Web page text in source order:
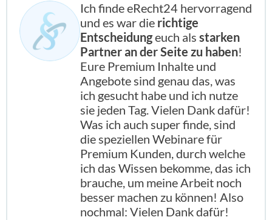
Ich finde eRecht24 hervorragend
und es war die richtige
Entscheidungeuch als starken
Partner an der Seite zu haben!
Eure Premium Inhalte und
Angebote sind genau das, was
ich gesucht habe und ich nutze
sie jeden Tag. Vielen Dank dafür!
Was ich auch super finde, sind
die speziellen Webinare für
Premium Kunden, durch welche
ich das Wissen bekomme, das ich
brauche, um meine Arbeit noch
besser machen zu können! Also
nochmal: Vielen Dank dafür!